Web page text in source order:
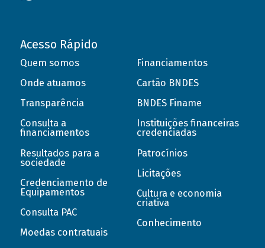
Acesso Rápido
Quem somos
Onde atuamos
Transparência
Consulta a
financiamentos
Resultados para a
sociedade
Credenciamento de
Equipamentos
Consulta PAC
Moedas contratuais
Financiamentos
Cartão BNDES
BNDES Finame
Instituições financeiras
credenciadas
Patrocínios
Licitações
Cultura e economia
criativa
Conhecimento